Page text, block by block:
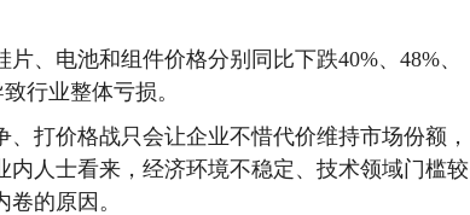
电池和组件价格分别同比下跌40%、48%、
行业整体亏损。
价格战只会让企业不惜代价维持市场份额，
人士看来，经济环境不稳定、技术领域门槛较
的原因。